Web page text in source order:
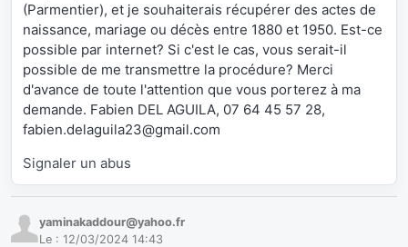
(Parmentier), et je souhaiterais récupérer des actes de
naissance, mariage ou décès entre 1880 et 1950. Est-ce
possible par internet? Si c'est le cas, vous serait-il
possible de me transmettre la procédure? Merci
d'avance de toute l'attention que vous porterez à ma
demande. Fabien DEL AGUILA, 07 64 45 57 28,
fabien.delaguila23@gmail.com
Signaler un abus
yaminakaddour@yahoo.fr
Le : 12/03/2024 14:43